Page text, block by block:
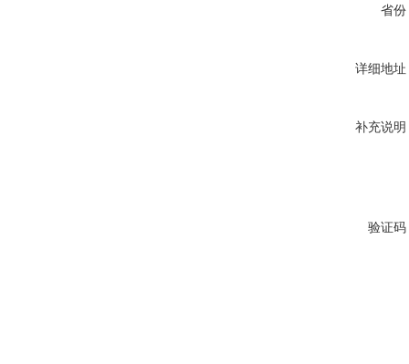
省份
详细地址
补充说明
验证码